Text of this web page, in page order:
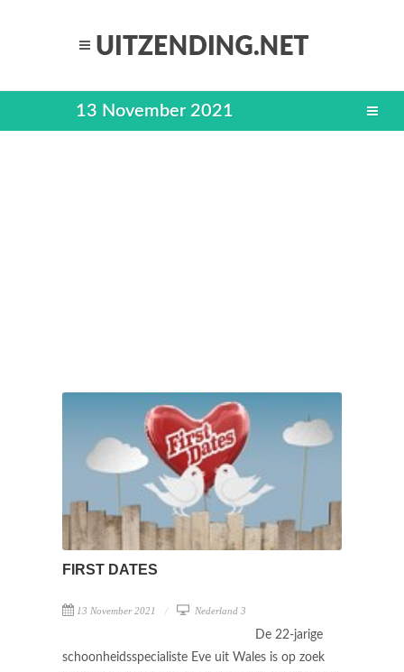
13 November 2021
FIRST DATES
13 November 2021 Nederland 3
De 22-jarige
schoonheidsspecialiste Eve uit Wales is op zoek